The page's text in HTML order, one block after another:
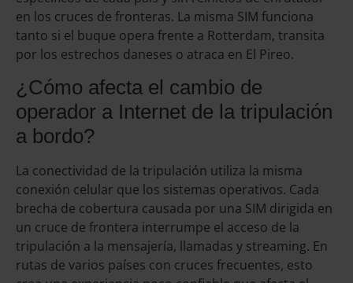
en los cruces de fronteras. La misma SIM funciona
tanto si el buque opera frente a Rotterdam, transita
por los estrechos daneses o atraca en El Pireo.
¿Cómo afecta el cambio de
operador a Internet de la tripulación
a bordo?
La conectividad de la tripulación utiliza la misma
conexión celular que los sistemas operativos. Cada
brecha de cobertura causada por una SIM dirigida en
un cruce de frontera interrumpe el acceso de la
tripulación a la mensajería, llamadas y streaming. En
rutas de varios países con cruces frecuentes, esto